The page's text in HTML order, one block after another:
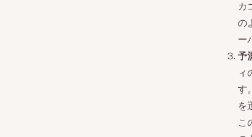
カ
の
ー
予
ィ
す
を
こ